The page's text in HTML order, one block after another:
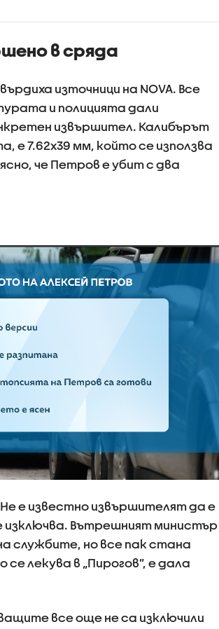
в сряда
източници на NOVA. Все
и полицията дали
извършител. Калибърът
7.62х39 мм, който се използва
че Петров е убит с два
е известно извършителят да е
Вътрешният министър
службите, но все пак стана
лекува в „Пирогов”, е дала
все още не са изключили